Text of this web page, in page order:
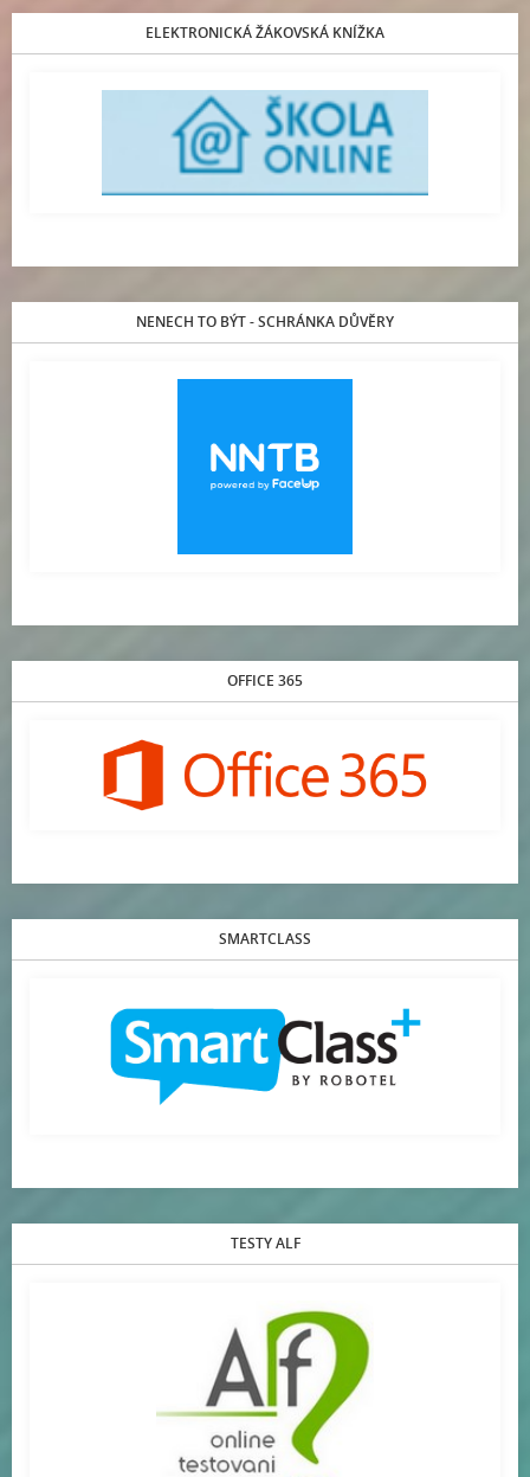
ELEKTRONICKÁ ŽÁKOVSKÁ KNÍŽKA
NENECH TO BÝT - SCHRÁNKA DŮVĚRY
OFFICE 365
SMARTCLASS
TESTY ALF